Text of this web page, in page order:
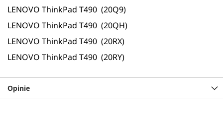
LENOVO ThinkPad T490 (20Q9)
LENOVO ThinkPad T490 (20QH)
LENOVO ThinkPad T490 (20RX)
LENOVO ThinkPad T490 (20RY)
Opinie